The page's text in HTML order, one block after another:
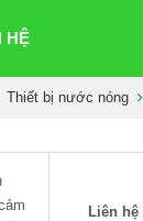
HỆ
Thiết bị nước nóng
Liên hệ